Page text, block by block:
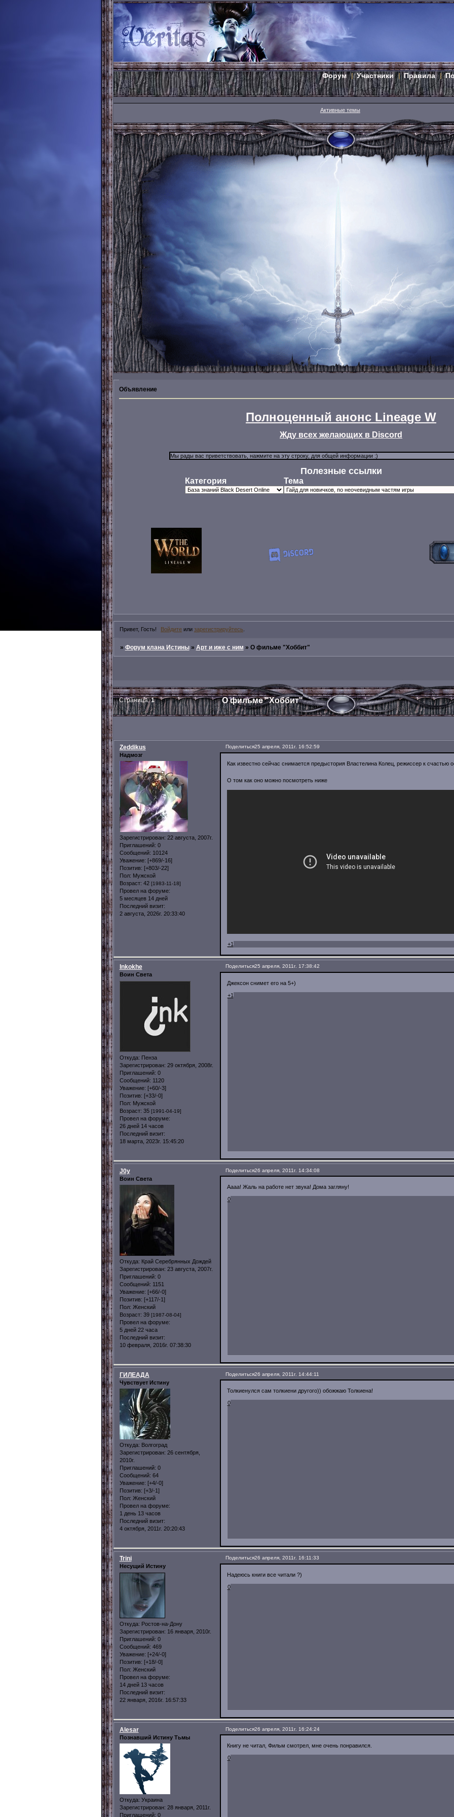
Форум Участники Правила
Активные темы
Объявление
Полноценный анонс Lineage W
Жду всех желающих в Discord
Полезные ссылки
Категория Тема
Привет, Гость! Войдите или зарегистрируйтесь
» Форум клана Истины » Арт и иже с ним » О фильме "Хоббит"
О фильме "Хоббит"
Страница:1
Поделиться25 апреля, 2011г. 16:52:59
Zeddikus
Надмозг
Зарегистрирован: 22 августа, 2007г.
Приглашений: 0
Сообщений: 10124
Уважение: [+869/-16]
Позитив: [+803/-22]
Пол: Мужской
Возраст: 42 [1983-11-18]
Провел на форуме:
5 месяцев 14 дней
Последний визит:
2 августа, 2026г. 20:33:40
Как известно сейчас снимается предыстория Властелина Колец, режиссер к счастью
О том как оно можно посмотреть ниже
+1
Поделиться25 апреля, 2011г. 17:38:42
Inkokhe
Воин Света
Откуда: Пенза
Зарегистрирован: 29 октября, 2008г.
Приглашений: 0
Сообщений: 1120
Уважение: [+60/-3]
Позитив: [+33/-0]
Пол: Мужской
Возраст: 35 [1991-04-19]
Провел на форуме:
26 дней 14 часов
Последний визит:
18 марта, 2023г. 15:45:20
Джексон снимет его на 5+)
+1
Поделиться26 апреля, 2011г. 14:34:08
J0y
Воин Света
Откуда: Край Серебрянных Дождей
Зарегистрирован: 23 августа, 2007г.
Приглашений: 0
Сообщений: 1151
Уважение: [+66/-0]
Позитив: [+117/-1]
Пол: Женский
Возраст: 39 [1987-08-04]
Провел на форуме:
5 дней 22 часа
Последний визит:
10 февраля, 2016г. 07:38:30
Аааа! Жаль на работе нет звука! Дома загляну!
0
Поделиться26 апреля, 2011г. 14:44:11
ГИЛЕАДА
Чувствует Истину
Откуда: Волгоград
Зарегистрирован: 26 сентября,
2010г.
Приглашений: 0
Сообщений: 64
Уважение: [+4/-0]
Позитив: [+3/-1]
Пол: Женский
Провел на форуме:
1 день 13 часов
Последний визит:
4 октября, 2011г. 20:20:43
Толкиенулся сам толкиени другого)) обожжаю Толкиена!
0
Поделиться26 апреля, 2011г. 16:11:33
Trini
Несущий Истину
Откуда: Ростов-на-Дону
Зарегистрирован: 16 января, 2010г.
Приглашений: 0
Сообщений: 469
Уважение: [+24/-0]
Позитив: [+18/-0]
Пол: Женский
Провел на форуме:
14 дней 13 часов
Последний визит:
22 января, 2016г. 16:57:33
Надеюсь книги все читали ?)
0
Поделиться26 апреля, 2011г. 16:24:24
Alesar
Познавший Истину Тьмы
Откуда: Украина
Зарегистрирован: 28 января, 2011г.
Приглашений: 0
Книгу не читал, Фильм смотрел, мне очень понравился.
0